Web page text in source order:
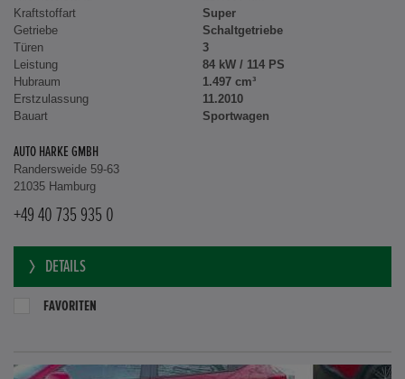
Kraftstoffart
Super
Getriebe
Schaltgetriebe
Türen
3
Leistung
84 kW / 114 PS
Hubraum
1.497 cm³
Erstzulassung
11.2010
Bauart
Sportwagen
AUTO HARKE GMBH
Randersweide 59-63
21035 Hamburg
+49 40 735 935 0
DETAILS
FAVORITEN